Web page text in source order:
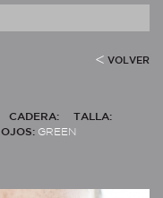
VOLVER
CADERA:
TALLA:
OJOS: GREEN